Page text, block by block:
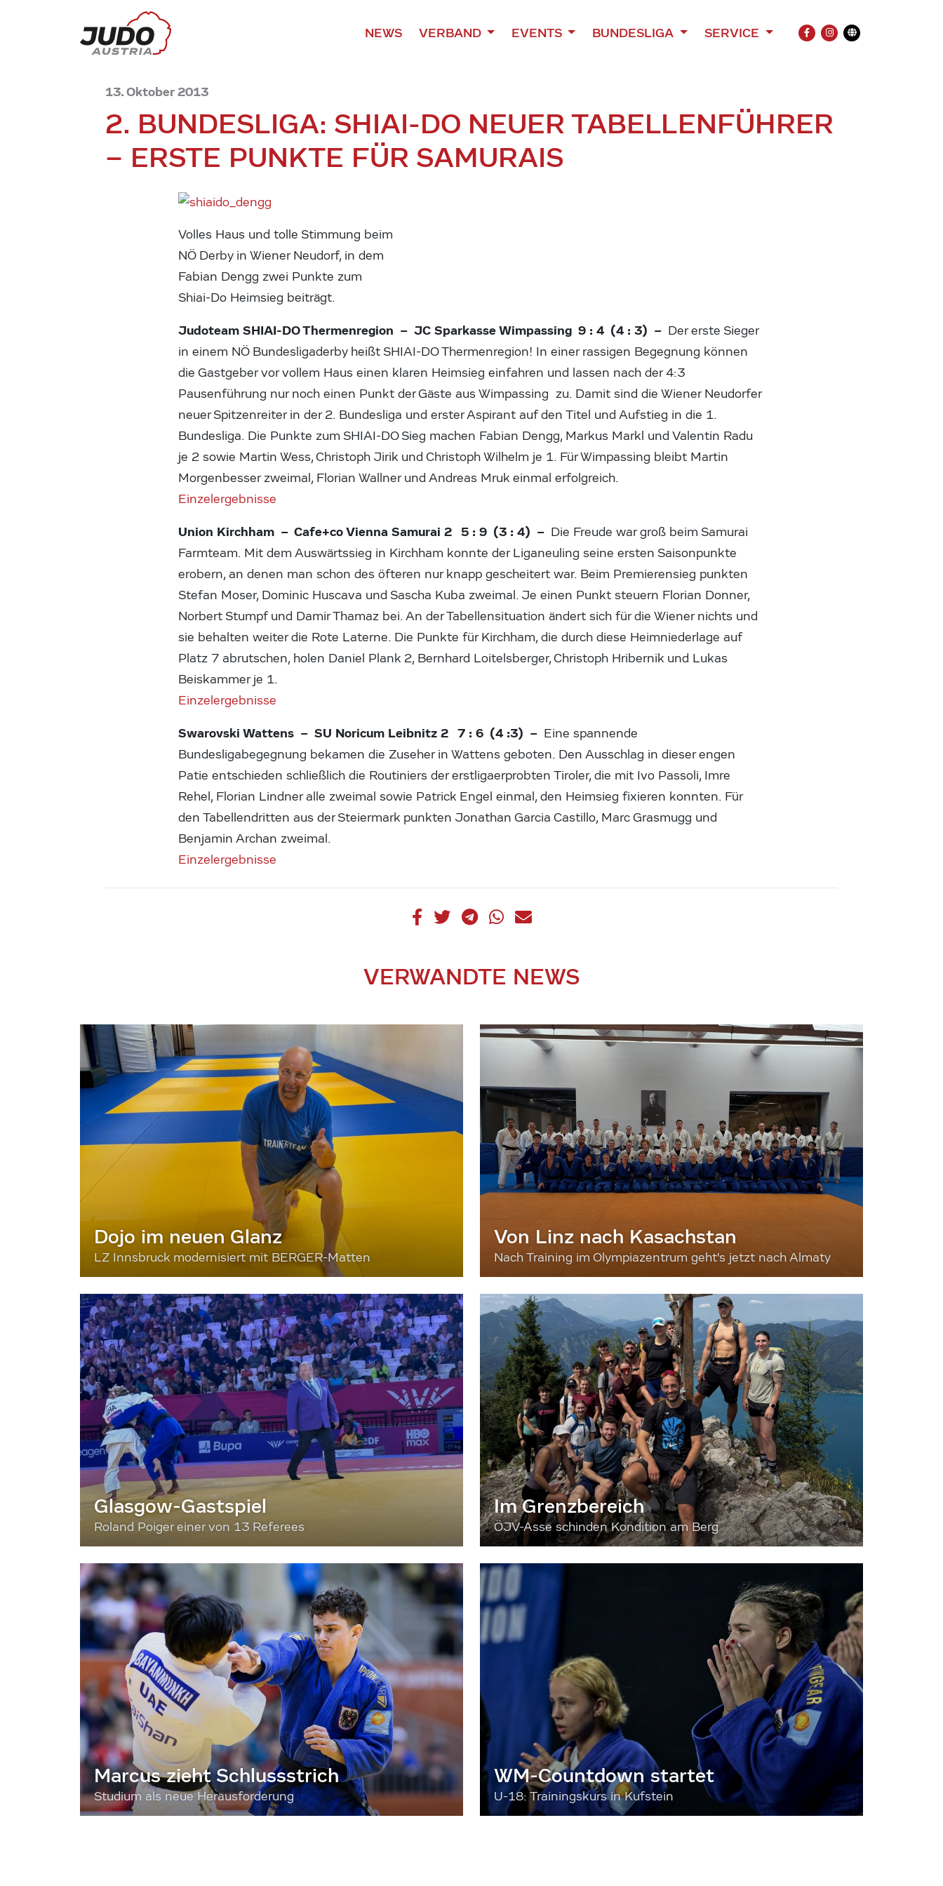
NEWS VERBAND EVENTS BUNDESLIGA SERVICE
FACEBOOK
INSTAGRAM
Übersetzung
13. Oktober 2013
2. BUNDESLIGA: SHIAI-DO NEUER TABELLENFÜHRER
– ERSTE PUNKTE FÜR SAMURAIS
Volles Haus und tolle Stimmung beim
NÖ Derby in Wiener Neudorf, in dem
Fabian Dengg zwei Punkte zum
Shiai-Do Heimsieg beiträgt.
Judoteam SHIAI-DO Thermenregion – JC Sparkasse Wimpassing 9 : 4 (4 : 3) – Der erste Sieger
in einem NÖ Bundesligaderby heißt SHIAI-DO Thermenregion! In einer rassigen Begegnung können
die Gastgeber vor vollem Haus einen klaren Heimsieg einfahren und lassen nach der 4:3
Pausenführung nur noch einen Punkt der Gäste aus Wimpassing zu. Damit sind die Wiener Neudorfer
neuer Spitzenreiter in der 2. Bundesliga und erster Aspirant auf den Titel und Aufstieg in die 1.
Bundesliga. Die Punkte zum SHIAI-DO Sieg machen Fabian Dengg, Markus Markl und Valentin Radu
je 2 sowie Martin Wess, Christoph Jirik und Christoph Wilhelm je 1. Für Wimpassing bleibt Martin
Morgenbesser zweimal, Florian Wallner und Andreas Mruk einmal erfolgreich.
Einzelergebnisse
Union Kirchham – Cafe+co Vienna Samurai 2 5 : 9 (3 : 4) – Die Freude war groß beim Samurai
Farmteam. Mit dem Auswärtssieg in Kirchham konnte der Liganeuling seine ersten Saisonpunkte
erobern, an denen man schon des öfteren nur knapp gescheitert war. Beim Premierensieg punkten
Stefan Moser, Dominic Huscava und Sascha Kuba zweimal. Je einen Punkt steuern Florian Donner,
Norbert Stumpf und Damir Thamaz bei. An der Tabellensituation ändert sich für die Wiener nichts und
sie behalten weiter die Rote Laterne. Die Punkte für Kirchham, die durch diese Heimniederlage auf
Platz 7 abrutschen, holen Daniel Plank 2, Bernhard Loitelsberger, Christoph Hribernik und Lukas
Beiskammer je 1.
Einzelergebnisse
Swarovski Wattens – SU Noricum Leibnitz 2 7 : 6 (4 :3) – Eine spannende
Bundesligabegegnung bekamen die Zuseher in Wattens geboten. Den Ausschlag in dieser engen
Patie entschieden schließlich die Routiniers der erstligaerprobten Tiroler, die mit Ivo Passoli, Imre
Rehel, Florian Lindner alle zweimal sowie Patrick Engel einmal, den Heimsieg fixieren konnten. Für
den Tabellendritten aus der Steiermark punkten Jonathan Garcia Castillo, Marc Grasmugg und
Benjamin Archan zweimal.
Einzelergebnisse
VERWANDTE NEWS
Dojo im neuen Glanz
LZ Innsbruck modernisiert mit BERGER-Matten
Von Linz nach Kasachstan
Nach Training im Olympiazentrum geht's jetzt nach Almaty
Glasgow-Gastspiel
Roland Poiger einer von 13 Referees
Im Grenzbereich
ÖJV-Asse schinden Kondition am Berg
Marcus zieht Schlussstrich
Studium als neue Herausforderung
WM-Countdown startet
U-18: Trainingskurs in Kufstein